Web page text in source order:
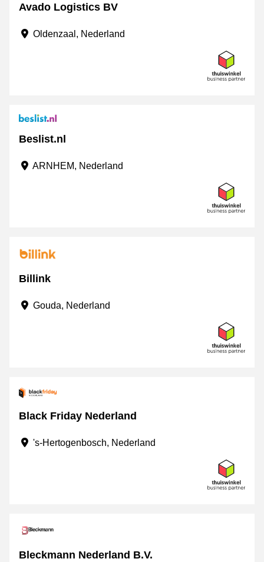
Avado Logistics BV
Oldenzaal, Nederland
Beslist.nl
ARNHEM, Nederland
Billink
Gouda, Nederland
Black Friday Nederland
's-Hertogenbosch, Nederland
Bleckmann Nederland B.V.